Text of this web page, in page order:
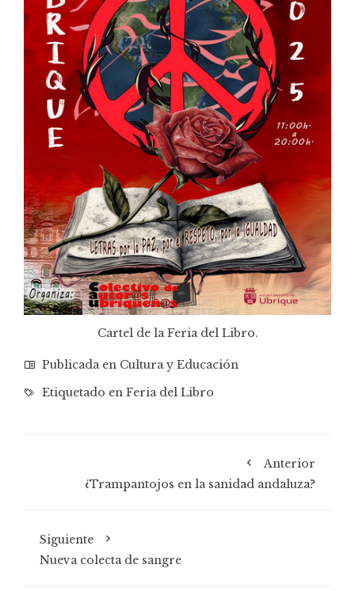
Cartel de la Feria del Libro.
Publicada en Cultura y Educación
Etiquetado en Feria del Libro
Anterior
¿Trampantojos en la sanidad andaluza?
Siguiente
Nueva colecta de sangre